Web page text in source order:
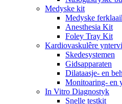
Medyske kit
Medyske
Anesthesia Kit
Foley Tray Kit
Kardiovaskulêre
Skedesystemen
Gidsapparaten
Dilataasje- en
Monitoaring- en
In Vitro Diagnostyk
Snelle testkit